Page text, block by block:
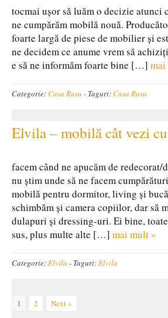
tocmai ușor să luăm o decizie atunci
ne cumpărăm mobilă nouă.
foarte largă de piese de mobilier și
ne decidem ce anume vrem să
e să ne informăm foarte bine […]
Categorie:Casa Rusu - Taguri:Casa Rusu
Elvila – mobilă cât vezi
facem când ne apucăm de
nu știm unde să ne facem
mobilă pentru dormitor, living și
schimbăm și camera copiilor, dar să
dulapuri și dressing-uri. Ei bine,
sus, plus multe alte […] mai mult »
Categorie:Elvila - Taguri:Elvila
1 2 Next »